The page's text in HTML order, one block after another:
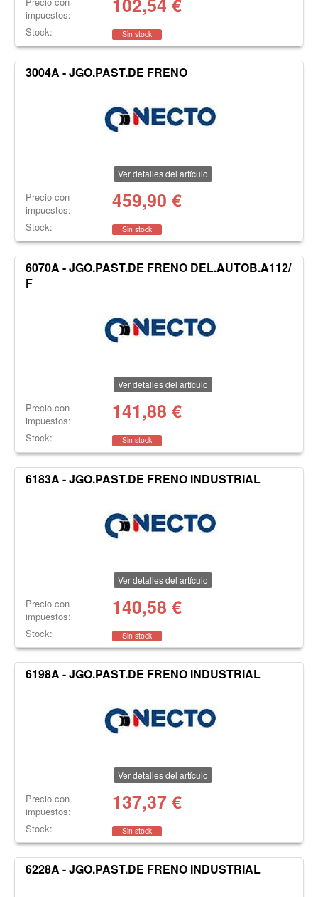
impuestos:
Stock: Sin stock
3004A - JGO.PAST.DE FRENO
Ver detalles del artículo
Precio con
impuestos:
459,90 €
Stock: Sin stock
6070A - JGO.PAST.DE FRENO DEL.AUTOB.A112/
F
Ver detalles del artículo
Precio con
impuestos:
141,88 €
Stock: Sin stock
6183A - JGO.PAST.DE FRENO INDUSTRIAL
Ver detalles del artículo
Precio con
impuestos:
140,58 €
Stock: Sin stock
6198A - JGO.PAST.DE FRENO INDUSTRIAL
Ver detalles del artículo
Precio con
impuestos:
137,37€
Stock: Sin stock
6228A - JGO.PAST.DE FRENO INDUSTRIAL